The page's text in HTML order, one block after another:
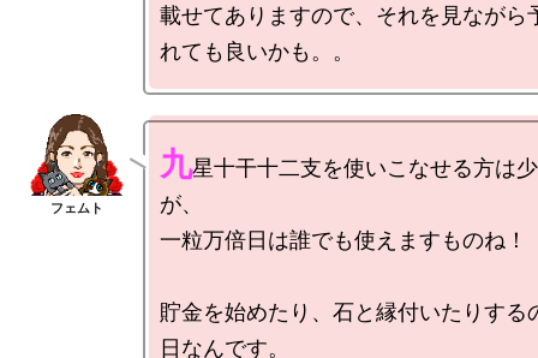
載せてありますので、それを見ながら
九星十干十二支を使いこなせる方は
が、
一粒万倍日は誰でも使えますものね！
貯金を始めたり、石と縁付いたりする
日なんです。